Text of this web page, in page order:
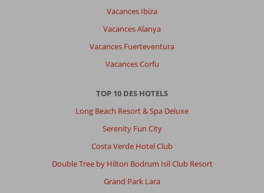
Vacances Ibiza
Vacances Alanya
Vacances Fuerteventura
Vacances Corfu
TOP 10 DES HOTELS
Long Beach Resort & Spa Deluxe
Serenity Fun City
Costa Verde Hotel Club
Double Tree by Hilton Bodrum Isil Club Resort
Grand Park Lara